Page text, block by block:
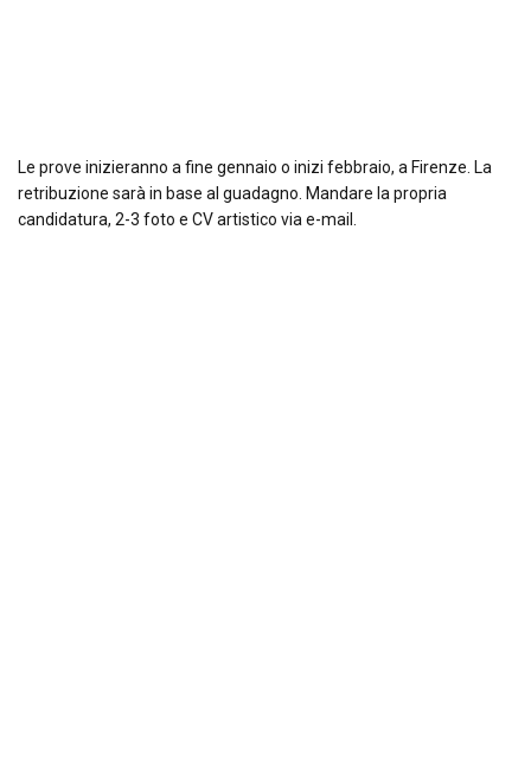
Le prove inizieranno a fine gennaio o inizi febbraio, a Firenze. La
retribuzione sarà in base al guadagno. Mandare la propria
candidatura, 2-3 foto e CV artistico via e-mail.